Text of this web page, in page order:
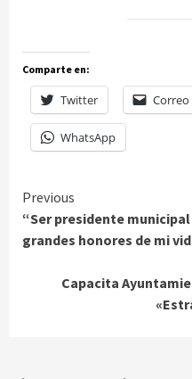
Comparte en:
Twitter
WhatsApp
Continue
Reading
Previous
“Ser presidente
grandes honores de mi
Capacita